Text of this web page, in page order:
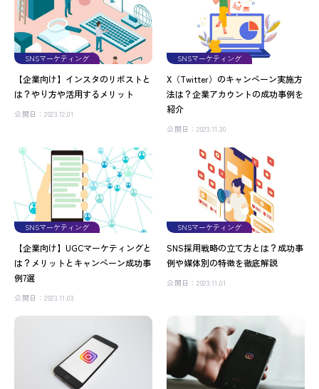
SNSマーケティング
【企業向け】インスタのリポストと
は？やり方や活用するメリット
公開日：2023.12.01
SNSマーケティング
X（Twitter）のキャンペーン実施方
法は？企業アカウントの成功事例を
紹介
公開日：2023.11.30
SNSマーケティング
【企業向け】UGCマーケティングと
は？メリットとキャンペーン成功事
例7選
公開日：2023.11.03
SNSマーケティング
SNS採用戦略の立て方とは？成功事
例や媒体別の特徴を徹底解説
公開日：2023.11.01